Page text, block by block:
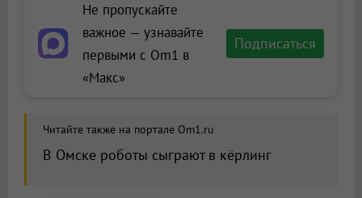
Не пропускайте
важное — узнавайте
первыми с Om1 в
«Макс»
Подписаться
Читайте также на портале Om1.ru
В Омске роботы сыграют в кёрлинг